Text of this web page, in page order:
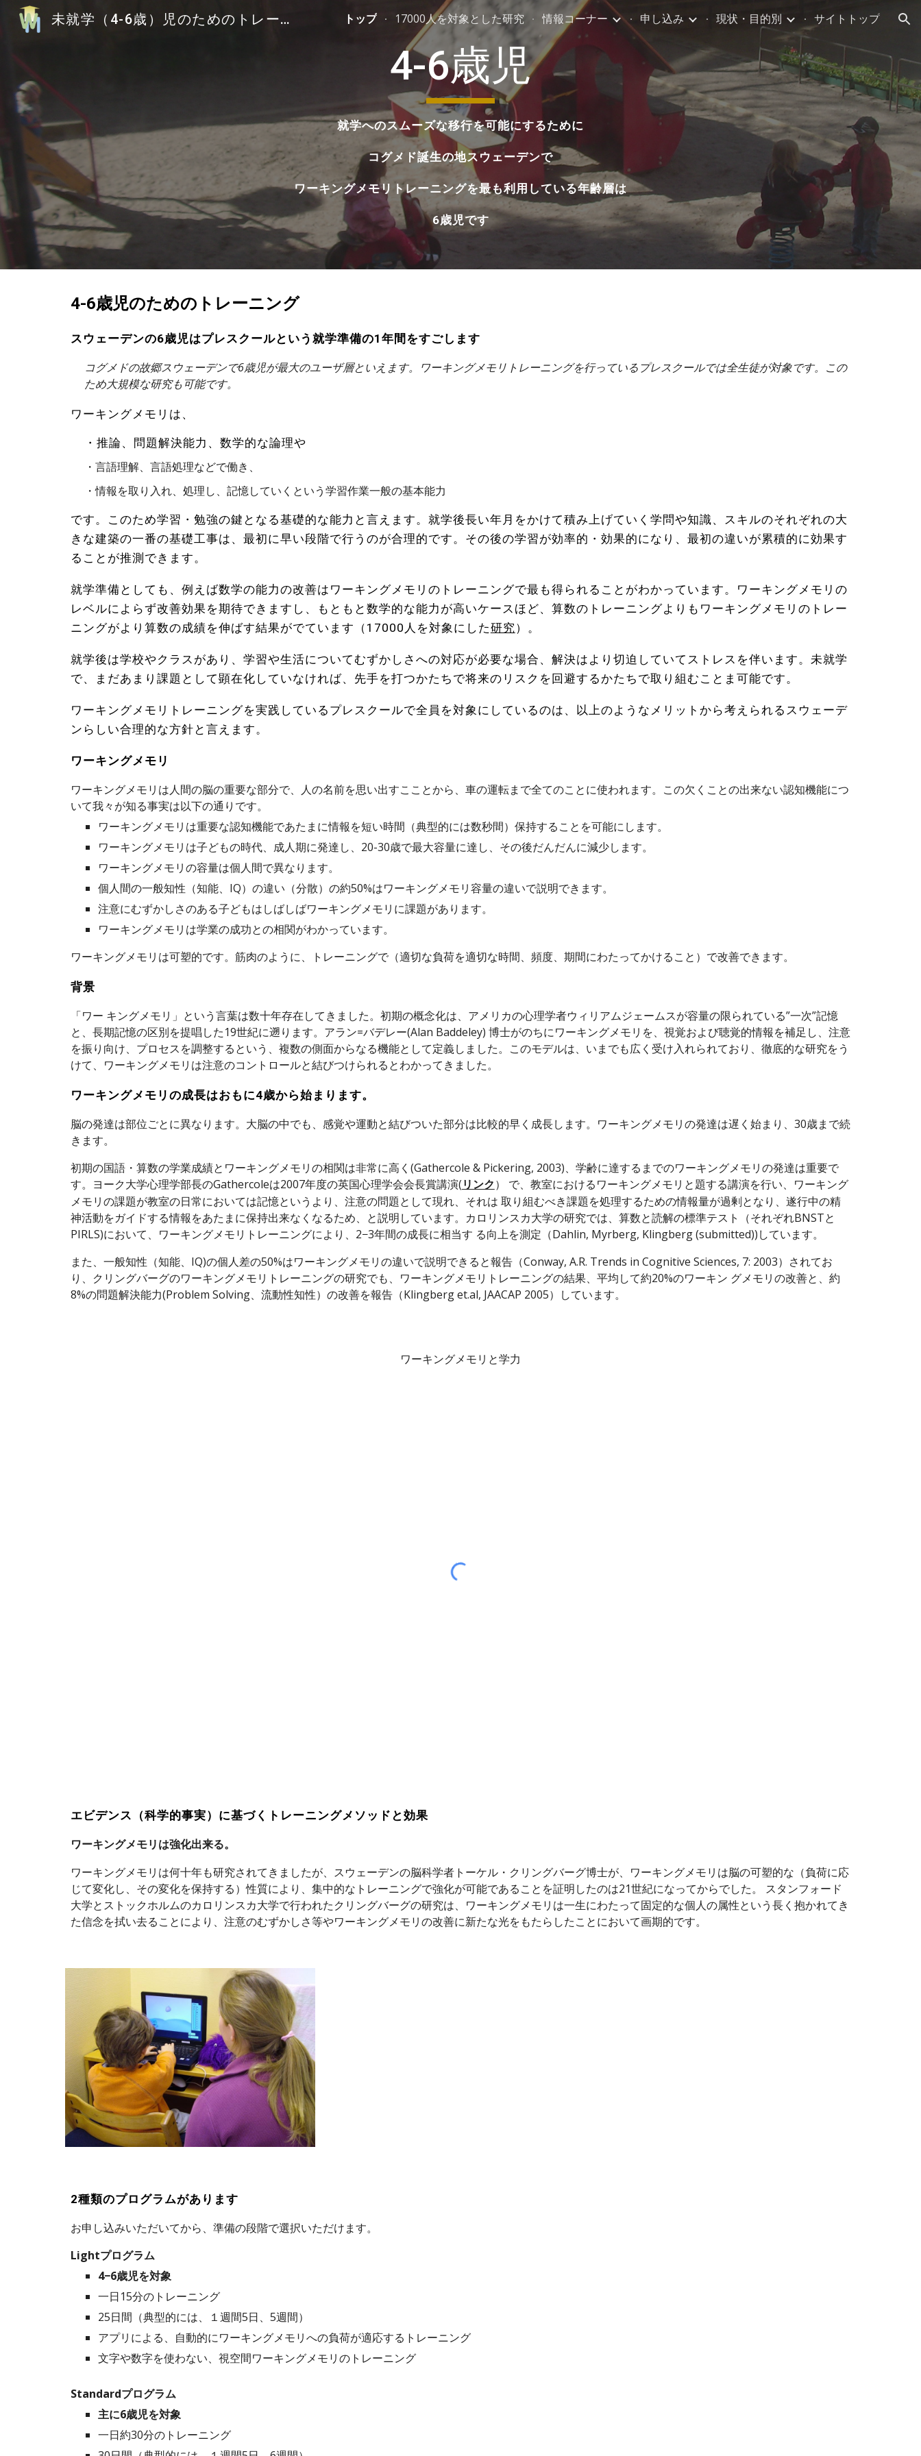
Skip to main content Skip to navigation
未就学（4-6歳）児のためのトレーニング トップ 17000人を対象とした研究 情報コーナー 申し込み 現状・目的別 サイトトップ
4-6歳児
就学へのスムーズな移行を可能にするために
コグメド誕生の地スウェーデンで
ワーキングメモリトレーニングを最も利用している年齢層は
6歳児です
4-6歳児のためのトレーニング
スウェーデンの6歳児はプレスクールという就学準備の1年間をすごします
コグメドの故郷スウェーデンで6歳児が最大のユーザ層といえます。ワーキングメモリトレーニングを行っているプレスクールでは全生徒が対象です。この
ため大規模な研究も可能です。
ワーキングメモリは、
・推論、問題解決能力、数学的な論理や
・言語理解、言語処理などで働き、
・情報を取り入れ、処理し、記憶していくという学習作業一般の基本能力
です。このため学習・勉強の鍵となる基礎的な能力と言えます。 就学後長い年月をかけて積み上げていく学問や知識、スキルのそれぞれの大
きな建築の一番の基礎工事は、最初に早い段階で行うのが合理的です。その後の学習が効率的・効果的になり、最初の違いが累積的に効果す
ることが推測できます。
就学準備としても、例えば数学の能力の改善はワーキングメモリのトレーニングで最も得られることがわかっています。ワーキングメモリの
レベルによらず改善効果を期待できますし、もともと数学的な能力が高いケースほど、算数のトレーニングよりもワーキングメモリのトレー
ニングがより算数の成績を伸ばす結果がでています（ 17000人を対象にした研究）。
就学後は学校やクラス があり、学習や生活についてむずかしさへの対応が必要な場合、解決はより切迫していてストレスを伴います。未就学
で、まだあまり課題として顕在化していなければ、先手を打つかたちで将来のリスクを回避するかたちで取り組むことま可能です。
ワーキングメモリトレーニングを実践しているプレスクールで全員を対象にしているのは、以上のようなメリットから考えられるスウェーデ
ンらしい合理的な方針と言えます。
ワーキングメモリ
ワーキングメモリは人間の脳の重要な部分で、人の名前を思い出すこことから、車の運転まで全てのことに使われます。この欠くことの出来ない認知機能につ
いて我々が知る事実は以下の通りです。
ワーキングメモリは重要な認知機能であたまに情報を短い時間（典型的には数秒間）保持することを可能にします。
ワーキングメモリは子どもの時代、成人期に発達し、20-30歳で最大容量に達し、その後だんだんに減少します。
ワーキングメモリの容量は個人間で異なります。
個人間の一般知性（知能、IQ）の違い（分散）の約50%はワーキングメモリ容量の違いで説明できます。
注意にむずかしさのある子どもはしばしばワーキングメモリに課題があります。
ワーキングメモリは学業の成功との相関がわかっています。
ワーキングメモリは可塑的です。筋肉のように、トレーニングで（適切な負荷を適切な時間、頻度、期間にわたってかけること）で改善できます。
背景
「ワー キングメモリ」という言葉は数十年存在してきました。初期の概念化は、アメリカの心理学者ウィリアムジェームスが容量の限られている”一次”記憶
と、長期記憶の区別を提唱した19世紀に遡ります。アラン=バデレー(Alan Baddeley) 博士がのちにワーキングメモリを、視覚および聴覚的情報を補足し、注意
を振り向け、プロセスを調整するという、複数の側面からなる機能として定義しました。このモデルは、いまでも広く受け入れられており、徹底的な研究をう
けて、ワーキングメモリは注意のコントロールと結びつけられるとわかってきました。
ワーキングメモリの成長はおもに4歳から始まります。
脳の発達は部位ごとに異なります。大脳の中でも、感覚や運動と結びついた部分は比較的早く成長します。ワーキングメモリの発達は遅く始まり、30歳まで続
きます。
初期の国語・算数の学業成績とワーキングメモリの相関は非常に高く(Gathercole & Pickering, 2003)、学齢に達するまでのワーキングメモリの発達は重要で
す。ヨーク大学心理学部長のGathercoleは2007年度の英国心理学会会長賞講演( リンク ） で、教室におけるワーキングメモリと題する講演を行い、ワーキング
メモリの課題が教室の日常においては記憶というより、注意の問題として現れ、それは 取り組むべき課題を処理するための情報量が過剰となり、遂行中の精
神活動をガイドする情報をあたまに保持出来なくなるため、と説明しています。カロリンスカ大学の研究では、算数と読解の標準テスト（それぞれBNSTと
PIRLS)において、ワーキングメモリトレーニングにより、2−3年間の成長に相当す る向上を測定（Dahlin, Myrberg, Klingberg (submitted))しています。
また、一般知性（知能、IQ)の個人差の50%はワーキングメモリの違いで説明できると報告（Conway, A.R. Trends in Cognitive Sciences, 7: 2003）されてお
り、クリングバーグのワーキングメモリトレーニングの研究でも、ワーキングメモリトレーニングの結果、平均して約20%のワーキン グメモリの改善と、約
8%の問題解決能力(Problem Solving、流動性知性）の改善を報告（Klingberg et.al, JAACAP 2005）しています。
ワーキングメモリと学力
エビデンス（科学的事実）に基づくトレーニングメソッドと効果
ワーキングメモリは強化出来る。
ワーキングメモリは何十年も研究されてきましたが、スウェーデンの脳科学者トーケル・クリングバーグ博士が、ワーキングメモリは脳の可塑的な（負荷に応
じて変化し、その変化を保持する）性質により、集中的なトレーニングで強化が可能であることを証明したのは21世紀になってからでした。 スタンフォード
大学とストックホルムのカロリンスカ大学で行われたクリングバーグの研究は、ワーキングメモリは一生にわたって固定的な個人の属性という長く抱かれてき
た信念を拭い去ることにより、注意のむずかしさ等やワーキングメモリの改善に新たな光をもたらしたことにおいて画期的です。
2種類のプログラムがあります
お申し込みいただいてから、準備の段階で選択いただけます。
Lightプログラム
4−6歳児を対象
一日15分のトレーニング
25日間（典型的には、１週間5日、5週間）
アプリによる、自動的にワーキングメモリへの負荷が適応するトレーニング
文字や数字を使わない、視空間ワーキングメモリのトレーニング
Standardプログラム
主に6歳児を対象
一日約30分のトレーニング